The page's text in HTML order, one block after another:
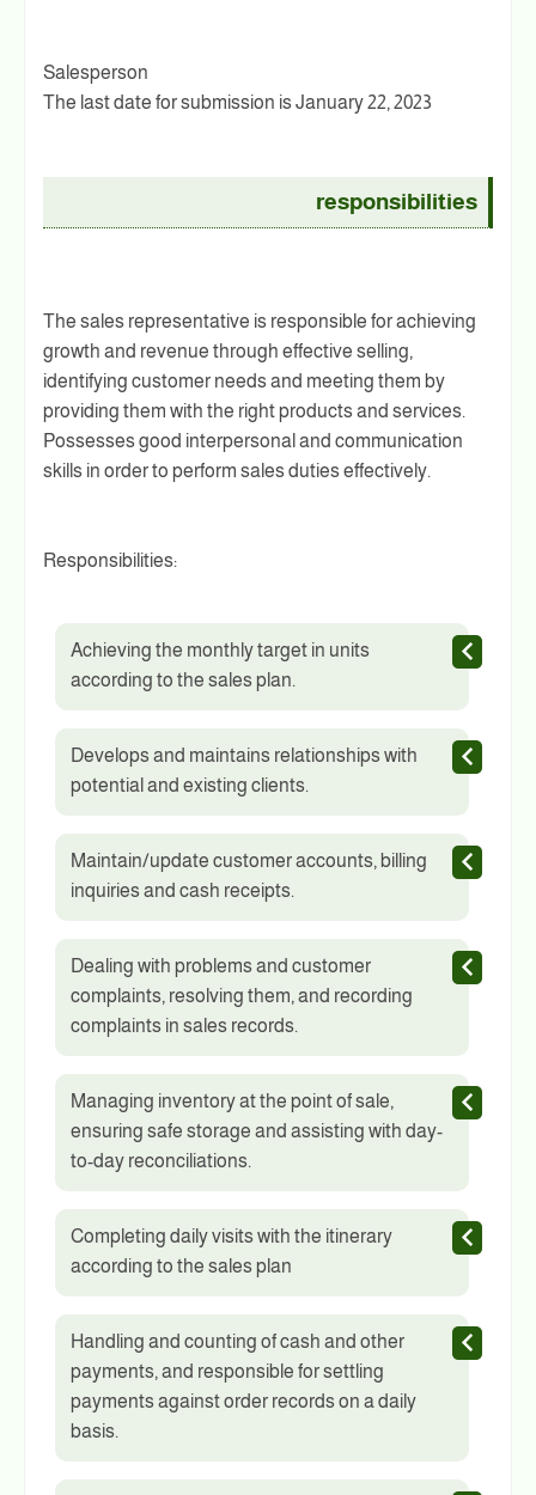
Salesperson
The last date for submission is January 22, 2023
responsibilities
The sales representative is responsible for achieving
growth and revenue through effective selling,
identifying customer needs and meeting them by
providing them with the right products and services.
Possesses good interpersonal and communication
skills in order to perform sales duties effectively.
Responsibilities:
Achieving the monthly target in units
according to the sales plan.
Develops and maintains relationships with
potential and existing clients.
Maintain/update customer accounts, billing
inquiries and cash receipts.
Dealing with problems and customer
complaints, resolving them, and recording
complaints in sales records.
Managing inventory at the point of sale,
ensuring safe storage and assisting with day-
to-day reconciliations.
Completing daily visits with the itinerary
according to the sales plan
Handling and counting of cash and other
payments, and responsible for settling
payments against order records on a daily
basis.